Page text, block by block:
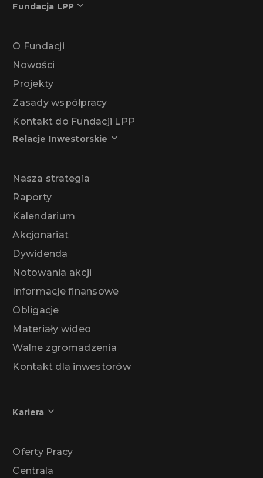
Fundacja LPP
O Fundacji
Nowości
Projekty
Zasady współpracy
Kontakt do Fundacji LPP
Relacje Inwestorskie
Nasza strategia
Raporty
Kalendarium
Akcjonariat
Dywidenda
Notowania akcji
Informacje finansowe
Obligacje
Materiały wideo
Walne zgromadzenia
Kontakt dla inwestorów
Kariera
Oferty Pracy
Centrala